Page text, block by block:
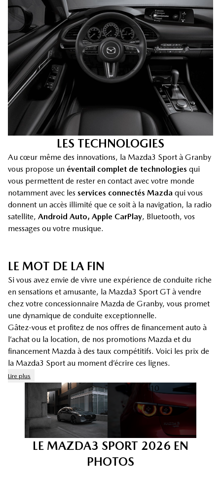
LES TECHNOLOGIES
Au cœur même des innovations, la Mazda3 Sport à Granby
vous propose un éventail complet de technologies qui
vous permettent de rester en contact avec votre monde
notamment avec les services connectés Mazda qui vous
donnent un accès illimité que ce soit à la navigation, la radio
satellite, Android Auto, Apple CarPlay, Bluetooth, vos
messages ou votre musique.
LE MOT DE LA FIN
Si vous avez envie de vivre une expérience de conduite riche
en sensations et amusante, la Mazda3 Sport GT à vendre
chez votre concessionnaire Mazda de Granby, vous promet
une dynamique de conduite exceptionnelle.
Gâtez-vous et profitez de nos offres de financement auto à
l’achat ou la location, de nos promotions Mazda et du
financement Mazda à des taux compétitifs. Voici les prix de
la Mazda3 Sport au moment d’écrire ces lignes.
Lire plus
+10
LE MAZDA3 SPORT 2026 EN
PHOTOS